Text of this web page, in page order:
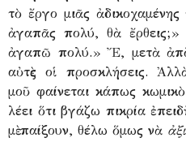
τὸ ἔργο μιᾶς ἀδικοχαμένης
ἀγαπᾶς πολύ, θὰ ἔρθεις;»
ἀγαπῶ πολύ.» Ἔ, μετὰ ἀπὸ
αὐτὲς οἱ προσκλήσεις.
μοῦ φαίνεται κάπως
λέει ὅτι βγάζω πικρία
μὲ παίξουν, θέλω ὅμως νὰ